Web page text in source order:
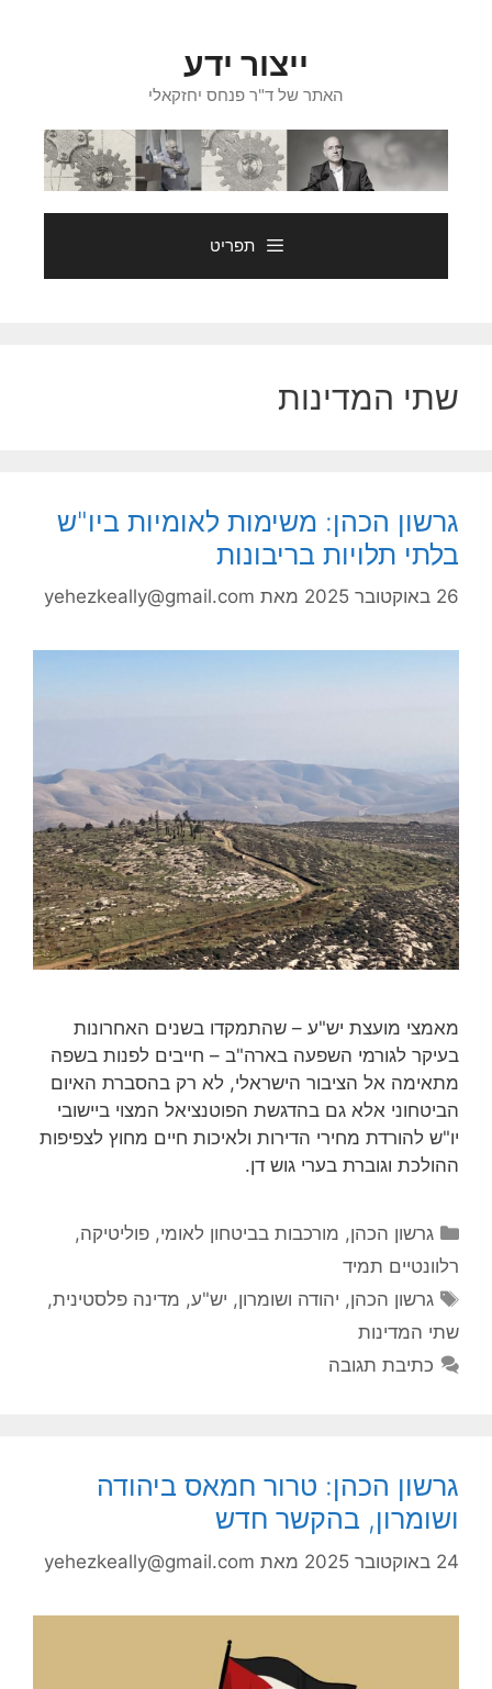
ייצור ידע
האתר של ד"ר פנחס יחזקאלי
תפריט
שתי המדינות
גרשון הכהן: משימות לאומיות ביו"ש
בלתי תלויות בריבונות
26 באוקטובר 2025 מאת yehezkeally@gmail.com
מאמצי מועצת יש"ע – שהתמקדו בשנים האחרונות
בעיקר לגורמי השפעה בארה"ב – חייבים לפנות בשפה
מתאימה אל הציבור הישראלי, לא רק בהסברת האיום
הביטחוני אלא גם בהדגשת הפוטנציאל המצוי ביישובי
יו"ש להורדת מחירי הדירות ולאיכות חיים מחוץ לצפיפות
ההולכת וגוברת בערי גוש דן.
קטגוריות
גרשון הכהן, מורכבות בביטחון לאומי,פוליטיקה,
רלוונטיים תמיד
תגיות
גרשון הכהן, יהודה ושומרון, יש"ע, מדינה פלסטינית,
שתי המדינות
כתיבת תגובה
גרשון הכהן: טרור חמאס ביהודה
ושומרון, בהקשר חדש
24 באוקטובר 2025 מאת yehezkeally@gmail.com